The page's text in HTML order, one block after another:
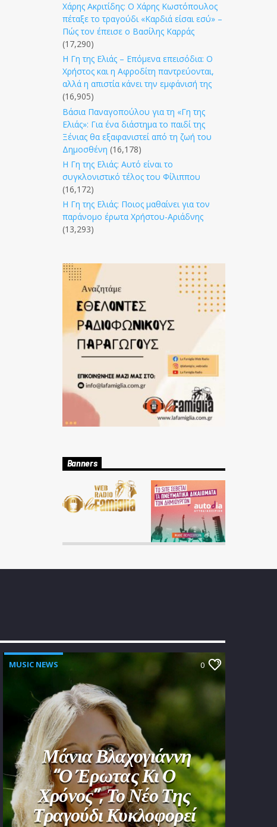
Χάρης Ακριτίδης: Ο Χάρης Κωστόπουλος
πέταξε το τραγούδι «Καρδιά είσαι εσύ» –
Πώς τον έπεισε ο Βασίλης Καρράς
(17,290)
Η Γη της Ελιάς – Επόμενα επεισόδια: Ο
Χρήστος και η Αφροδίτη παντρεύονται,
αλλά η απιστία κάνει την εμφάνισή της
(16,905)
Βάσια Παναγοπούλου για τη «Γη της
Ελιάς»: Για ένα διάστημα το παιδί της
Ξένιας θα εξαφανιστεί από τη ζωή του
Δημοσθένη (16,178)
Η Γη της Ελιάς: Αυτό είναι το
συγκλονιστικό τέλος του Φίλιππου
(16,172)
Η Γη της Ελιάς: Ποιος μαθαίνει για τον
παράνομο έρωτα Χρήστου-Αριάδνης
(13,293)
Banners
MUSIC NEWS 0
Μάνια Βλαχογιάννη
“Ο Έρωτας Κι Ο
Χρόνος”, Το Νέο Της
Τραγούδι Κυκλοφορεί